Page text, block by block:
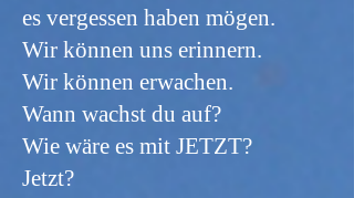
es vergessen haben mögen.
Wir können uns erinnern.
Wir können erwachen.
Wann wachst du auf?
Wie wäre es mit JETZT?
Jetzt?